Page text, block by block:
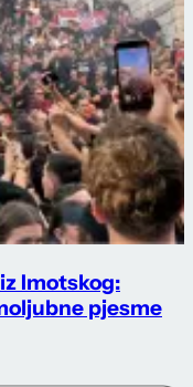
Imotskog:
pjesme